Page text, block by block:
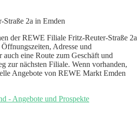
2a in Emden
der REWE Filiale Fritz-Reuter-Straße 2a
Adresse und
eine Route zum Geschäft und
zur nächsten Filiale. Wenn vorhanden,
Angebote von REWE Markt Emden
- Angebote und Prospekte